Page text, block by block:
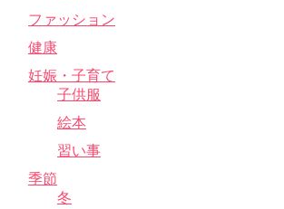
ファッション
健康
妊娠・子育て
子供服
絵本
習い事
季節
冬